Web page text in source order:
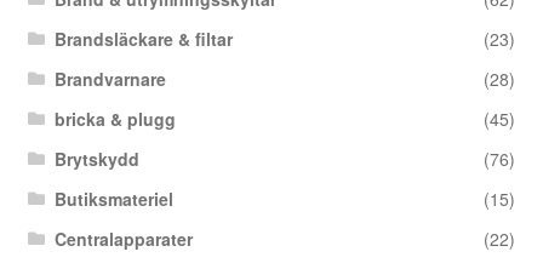
Brandsläckare & filtar
(23)
Brandvarnare
(28)
bricka & plugg
(45)
Brytskydd
(76)
Butiksmateriel
(15)
Centralapparater
(22)